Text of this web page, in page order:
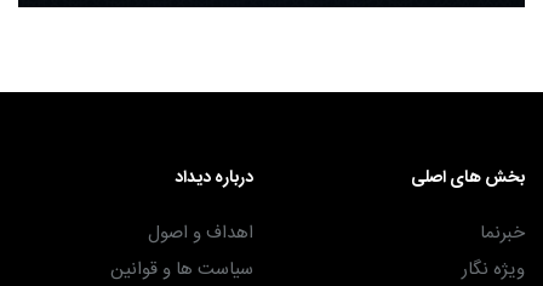
بخش های اصلی
خبرنما
ویژه نگار
درباره دیداد
اهداف و اصول
سیاست ها و قوانین